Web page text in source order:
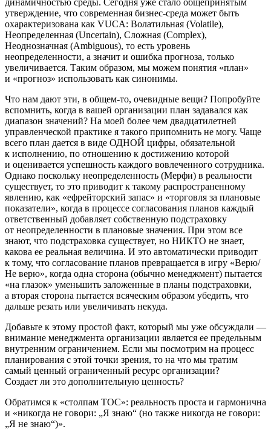
динамичностью среды. Сегодня уже стало общепринятым
утверждение, что современная бизнес-среда может быть
охарактеризована как VUCA: Волатильная (Volatile),
Неопределенная (Uncertain), Сложная (Complex),
Неоднозначная (Ambiguous), то есть уровень
неопределенности, а значит и ошибка прогноза, только
увеличивается. Таким образом, мы можем понятия «план»
и «прогноз» использовать как синонимы.
Что нам дают эти, в общем-то, очевидные вещи? Попробуйте
вспомнить, когда в вашей организации план задавался как
диапазон значений? На моей более чем двадцатилетней
управленческой практике я такого припомнить не могу. Чаще
всего план дается в виде ОДНОЙ цифры, обязательной
к исполнению, по отношению к достижению которой
и оценивается успешность каждого вовлеченного сотрудника.
Однако поскольку неопределенность (Мерфи) в реальности
существует, то это приводит к такому распространенному
явлению, как «ефрейторский запас» и «торговля за плановые
показатели», когда в процессе согласования планов каждый
ответственный добавляет собственную подстраховку
от неопределенности в плановые значения. При этом все
знают, что подстраховка существует, но НИКТО не знает,
какова ее реальная величина. И это автоматически приводит
к тому, что согласование планов превращается в игру «Верю/
Не верю», когда одна сторона (обычно менеджмент) пытается
«на глазок» уменьшить заложенные в планы подстраховки,
а вторая сторона пытается всяческим образом убедить, что
дальше резать или увеличивать некуда.
Добавьте к этому простой факт, который мы уже обсуждали —
внимание менеджмента организации является ее предельным
внутренним ограничением. Если мы посмотрим на процесс
планирования с этой точки зрения, то на что мы тратим
самый ценный ограниченный ресурс организации?
Создает ли это дополнительную ценность?
Обратимся к «столпам ТОС»: реальность проста и гармонична
и «никогда не говори: „Я знаю“ (но также никогда не говори:
„Я не знаю“)».